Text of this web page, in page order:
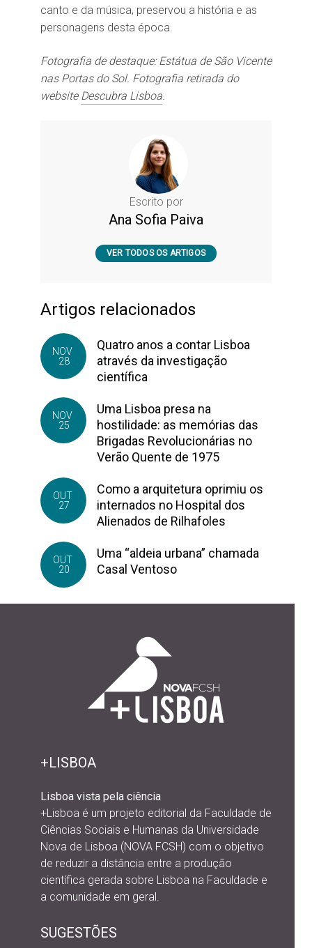
canto e da música, preservou a história e as
personagens desta época.
Fotografia de destaque: Estátua de São Vicente
nas Portas do Sol. Fotografia retirada do
website Descubra Lisboa.
Escrito por
Ana Sofia Paiva
VER TODOS OS ARTIGOS
Artigos relacionados
NOV
28
Quatro anos a contar Lisboa
através da investigação
científica
NOV
25
Uma Lisboa presa na
hostilidade: as memórias das
Brigadas Revolucionárias no
Verão Quente de 1975
OUT
27
Como a arquitetura oprimiu os
internados no Hospital dos
Alienados de Rilhafoles
OUT
20
Uma “aldeia urbana” chamada
Casal Ventoso
+LISBOA
Lisboa vista pela ciência
+Lisboa é um projeto editorial da Faculdade de
Ciências Sociais e Humanas da Universidade
Nova de Lisboa (NOVA FCSH) com o objetivo
de reduzir a distância entre a produção
científica gerada sobre Lisboa na Faculdade e
a comunidade em geral.
SUGESTÕES